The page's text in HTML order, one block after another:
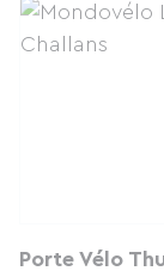
Porte Vélo